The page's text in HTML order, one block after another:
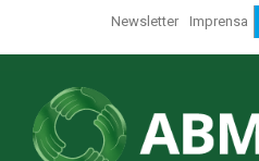
Newsletter Imprensa